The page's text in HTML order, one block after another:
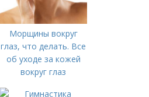
Морщины вокруг
глаз, что делать. Все
об уходе за кожей
вокруг глаз